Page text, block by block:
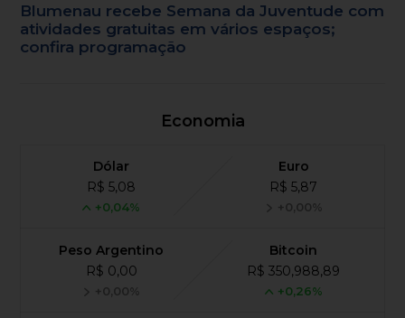
Blumenau recebe Semana da Juventude com
atividades gratuitas em vários espaços;
confira programação
Economia
Dólar
R$ 5,08
+0,04%
Euro
R$ 5,87
+0,00%
Peso Argentino
R$ 0,00
+0,00%
Bitcoin
R$ 350,988,89
+0,26%